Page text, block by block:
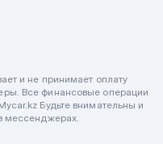
и не принимает оплату
Все финансовые операции
Будьте внимательны и
мессенджерах.